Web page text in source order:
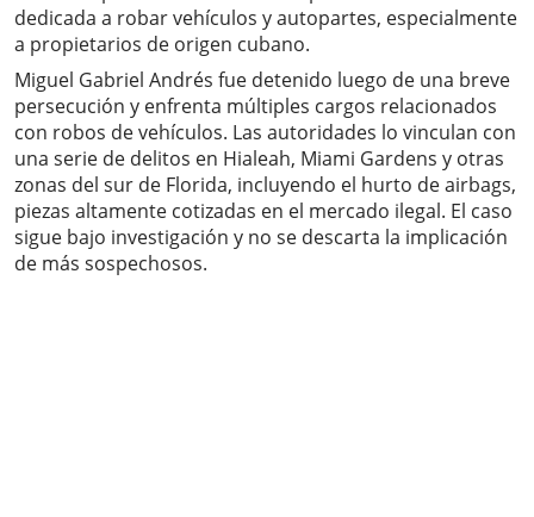
dedicada a robar vehículos y autopartes, especialmente
a propietarios de origen cubano.
Miguel Gabriel Andrés fue detenido luego de una breve
persecución y enfrenta múltiples cargos relacionados
con robos de vehículos. Las autoridades lo vinculan con
una serie de delitos en Hialeah, Miami Gardens y otras
zonas del sur de Florida, incluyendo el hurto de airbags,
piezas altamente cotizadas en el mercado ilegal. El caso
sigue bajo investigación y no se descarta la implicación
de más sospechosos.